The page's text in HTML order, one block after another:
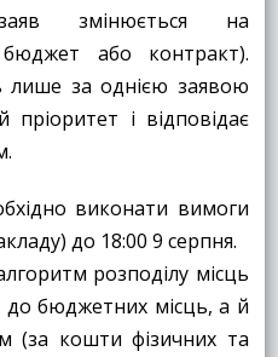
змінюється на
або контракт).
лише за однією заявою
і відповідає
виконати вимоги
до 18:00 9 серпня.
розподілу місць
до бюджетних місць, а й
(за кошти фізичних та